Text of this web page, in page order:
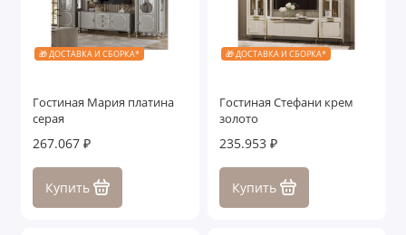
🎁 ДОСТАВКА И СБОРКА*
Гостиная Мария платина
серая
267.067 ₽
Купить
🎁 ДОСТАВКА И СБОРКА*
Гостиная Стефани крем
золото
235.953 ₽
Купить